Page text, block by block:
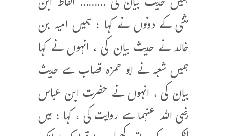
مثنی کے دونوں نے کہا : ہمیں امیہ بن
خالد نے حدیث بیان کی ، انہوں نے کہا
ہمیں شعبہ نے ابو حمزہ قصاب سے حدیث
بیان کی ، انہوں نے حضرت ابن عباس
رضی اللہ عنہما سے روایت کی ، کہا : میں